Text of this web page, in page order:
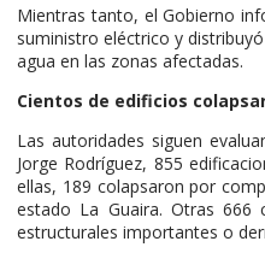
Mientras tanto, el Gobierno
suministro eléctrico y
agua en las zonas afectadas.
Cientos de edificios
Las autoridades siguen
Jorge Rodríguez, 855
ellas, 189 colapsaron por
estado La Guaira. Otras 666
estructurales importantes o